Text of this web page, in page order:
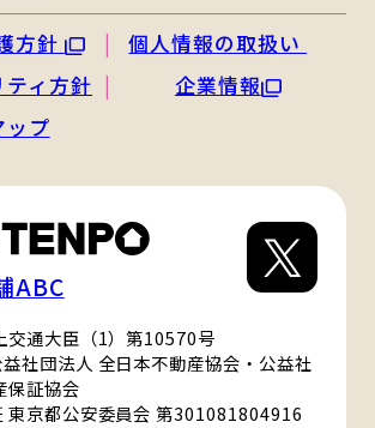
方針
個人情報の取扱い
ィ方針
企業情報
ップ
ABC
交通大臣（1）第10570号
社団法人 全日本不動産協会・公益社
保証協会
東京都公安委員会 第301081804916